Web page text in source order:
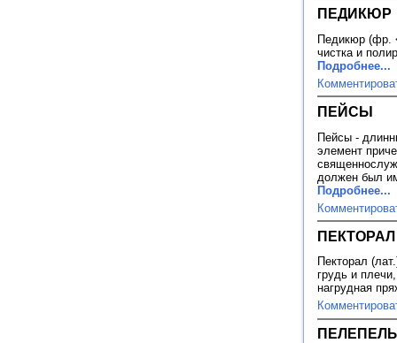
ПЕДИКЮР
Педикюр (фр.
чистка и
Подробнее...
ПЕЙСЫ
Пейсы -
элемент
должен был
Подробнее...
ПЕКТОРАЛ
Пекторал
грудь и
нагрудная